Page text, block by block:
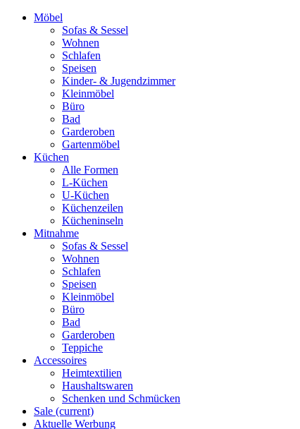
Möbel
Sofas & Sessel
Wohnen
Schlafen
Speisen
Kinder- & Jugendzimmer
Kleinmöbel
Büro
Bad
Garderoben
Gartenmöbel
Küchen
Alle Formen
L-Küchen
U-Küchen
Küchenzeilen
Kücheninseln
Mitnahme
Sofas & Sessel
Wohnen
Schlafen
Speisen
Kleinmöbel
Büro
Bad
Garderoben
Teppiche
Accessoires
Heimtextilien
Haushaltswaren
Schenken und Schmücken
Sale (current)
Aktuelle Werbung